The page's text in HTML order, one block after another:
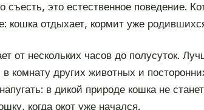
съесть, это естественное поведение.
кошка отдыхает, кормит уже
от нескольких часов до полусуток.
в комнату других животных и
в дикой природе кошка не
когда окот уже начался.